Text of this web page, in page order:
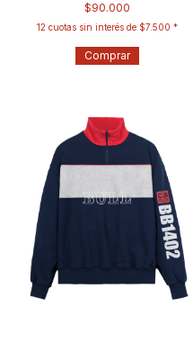
$90.000
12 cuotas sin interés de $7.500
Comprar